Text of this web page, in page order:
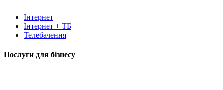
Інтернет
Інтернет + ТБ
Телебачення
Послуги для бізнесу